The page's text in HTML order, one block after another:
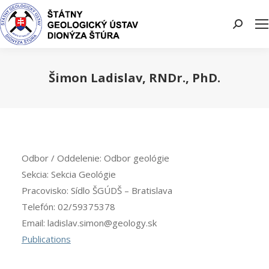
Search:
Šimon Ladislav, RNDr., PhD.
Odbor / Oddelenie: Odbor geológie
Sekcia: Sekcia Geológie
Pracovisko: Sídlo ŠGÚDŠ – Bratislava
Telefón: 02/59375378
Email: ladislav.simon@geology.sk
Publications